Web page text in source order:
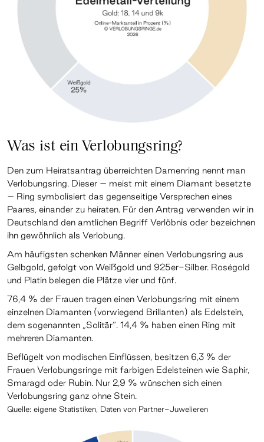
Was ist ein Verlobungsring?
Den zum Heiratsantrag überreichten Damenring nennt man
Verlobungsring. Dieser – meist mit einem Diamant besetzte
– Ring symbolisiert das gegenseitige Versprechen eines
Paares, einander zu heiraten. Für den Antrag verwenden wir in
Deutschland den amtlichen Begriff Verlöbnis oder bezeichnen
ihn gewöhnlich als Verlobung.
Am häufigsten schenken Männer einen Verlobungsring aus
Gelbgold, gefolgt von Weißgold und 925er-Silber. Roségold
und Platin belegen die Plätze vier und fünf.
76,4 % der Frauen tragen einen Verlobungsring mit einem
einzelnen Diamanten (vorwiegend Brillanten) als Edelstein,
dem sogenannten „Solitär“. 14,4 % haben einen Ring mit
mehreren Diamanten.
Beflügelt von modischen Einflüssen, besitzen 6,3 % der
Frauen Verlobungsringe mit farbigen Edelsteinen wie Saphir,
Smaragd oder Rubin. Nur 2,9 % wünschen sich einen
Verlobungsring ganz ohne Stein.
Quelle: eigene Statistiken, Daten von Partner-Juwelieren